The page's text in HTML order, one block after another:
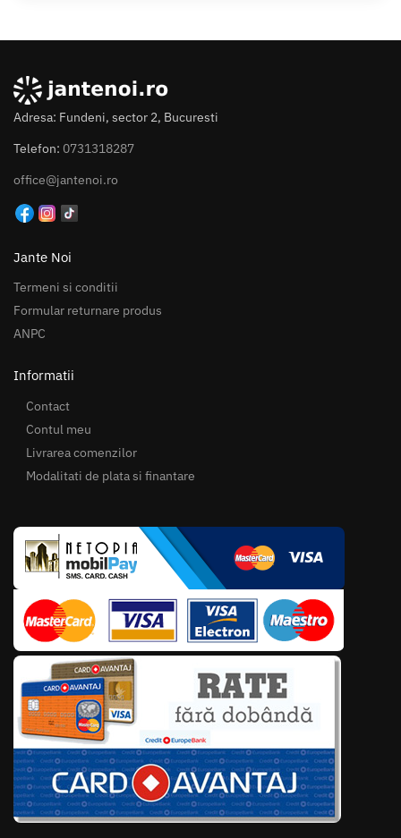
Adresa: Fundeni, sector 2, Bucuresti
Telefon: 0731318287
office@jantenoi.ro
Jante Noi
Termeni si conditii
Formular returnare produs
ANPC
Informatii
Contact
Contul meu
Livrarea comenzilor
Modalitati de plata si finantare